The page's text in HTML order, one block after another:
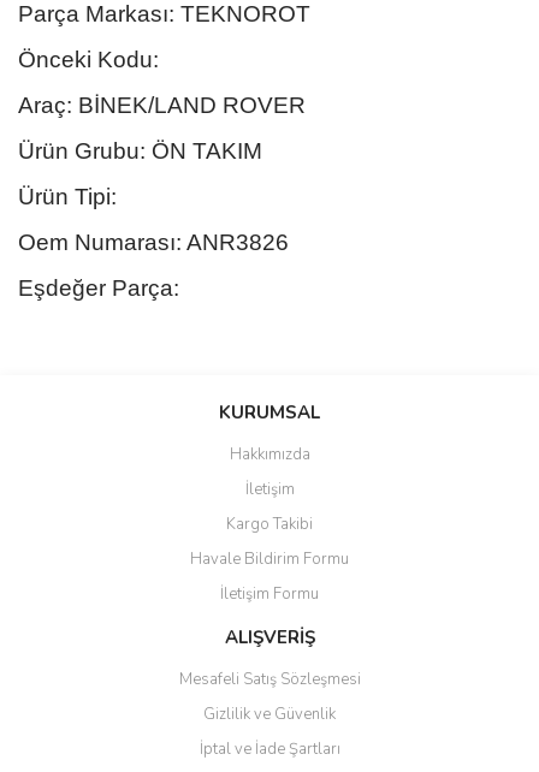
Parça Markası: TEKNOROT
Önceki Kodu:
Araç: BİNEK/LAND ROVER
Ürün Grubu: ÖN TAKIM
Ürün Tipi:
Oem Numarası: ANR3826
Eşdeğer Parça:
Bu ürüne ilk yorumu siz yapın!
Yorum Yaz
Ürün resmi kalitesiz, bozuk veya görüntülenemiyor.
Ürün açıklamasında eksik bilgiler bulunuyor.
Ürün bilgilerinde hatalar bulunuyor.
Ürün fiyatı diğer sitelerden daha pahalı.
Bu ürüne benzer farklı alternatifler olmalı.
KURUMSAL
Hakkımızda
İletişim
Kargo Takibi
Havale Bildirim Formu
İletişim Formu
ALIŞVERİŞ
Mesafeli Satış Sözleşmesi
Gizlilik ve Güvenlik
İptal ve İade Şartları